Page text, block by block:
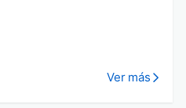
Ver más